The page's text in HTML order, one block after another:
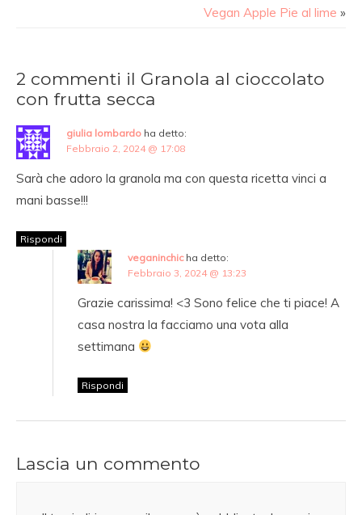
Vegan Apple Pie al lime »
2 commenti il Granola al cioccolato
con frutta secca
giulia lombardo ha detto:
Febbraio 2, 2024 @ 17:08
Sarà che adoro la granola ma con questa ricetta vinci a
mani basse!!!
Rispondi
veganinchic ha detto:
Febbraio 3, 2024 @ 13:23
Grazie carissima! <3 Sono felice che ti piace! A
casa nostra la facciamo una vota alla
settimana
Rispondi
Lascia un commento